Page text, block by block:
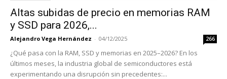
Altas subidas de precio en memorias RAM
y SSD para 2026,...
Alejandro Vega Hernández - 04/12/2025 266
¿Qué pasa con la RAM, SSD y memorias en 2025–2026? En los
últimos meses, la industria global de semiconductores está
experimentando una disrupción sin precedentes:...